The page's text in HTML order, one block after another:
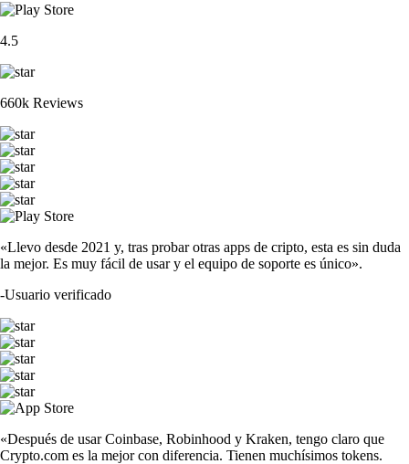
4.5
660k Reviews
«Llevo desde 2021 y, tras probar otras apps de cripto, esta es sin duda
la mejor. Es muy fácil de usar y el equipo de soporte es único».
-Usuario verificado
«Después de usar Coinbase, Robinhood y Kraken, tengo claro que
Crypto.com es la mejor con diferencia. Tienen muchísimos tokens.